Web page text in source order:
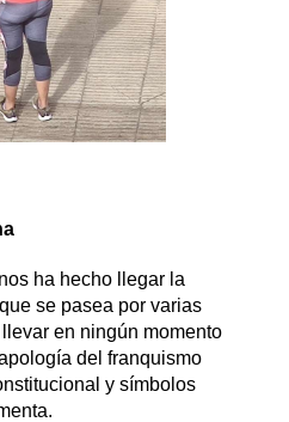
ha hecho llegar la
se pasea por varias
en ningún momento
del franquismo
y símbolos